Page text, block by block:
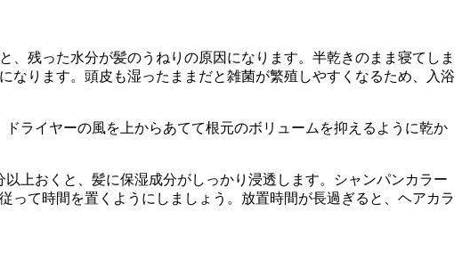
残った水分が髪のうねりの原因になります。半乾きのまま寝てしま
なります。頭皮も湿ったままだと雑菌が繁殖しやすくなるため、入浴
ライヤーの風を上からあてて根元のボリュームを抑えるように乾か
上おくと、髪に保湿成分がしっかり浸透します。シャンパンカラー
て時間を置くようにしましょう。放置時間が長過ぎると、ヘアカラ